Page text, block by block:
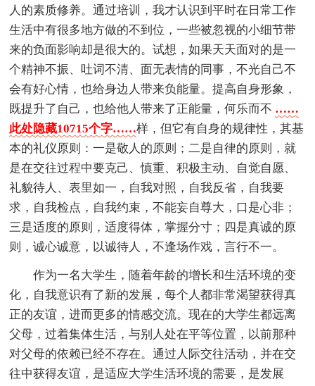
人的素质修养。通过培训，我才认识到平时在日常工作
生活中有很多地方做的不到位，一些被忽视的小细节带
来的负面影响却是很大的。试想，如果天天面对的是一
个精神不振、吐词不清、面无表情的同事，不光自己不
会有好心情，也给身边人带来负能量。提高自身形象，
既提升了自己，也给他人带来了正能量，何乐而不 ……
此处隐藏10715个字……样，但它有自身的规律性，其基
本的礼仪原则：一是敬人的原则；二是自律的原则，就
是在交往过程中要克己、慎重、积极主动、自觉自愿、
礼貌待人、表里如一，自我对照，自我反省，自我要
求，自我检点，自我约束，不能妄自尊大，口是心非；
三是适度的原则，适度得体，掌握分寸；四是真诚的原
则，诚心诚意，以诚待人，不逢场作戏，言行不一。
作为一名大学生，随着年龄的增长和生活环境的变
化，自我意识有了新的发展，每个人都非常渴望获得真
正的友谊，进而更多的情感交流。现在的大学生都远离
父母，过着集体生活，与别人处在平等位置，以前那种
对父母的依赖已经不存在。通过人际交往活动，并在交
往中获得友谊，是适应大学生活环境的需要，是发展